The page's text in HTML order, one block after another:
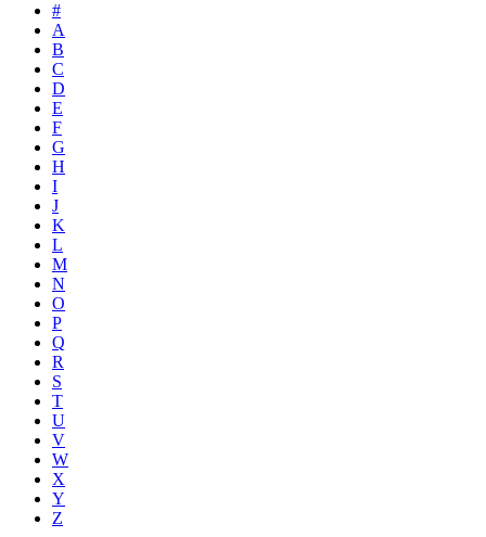
#
A
B
C
D
E
F
G
H
I
J
K
L
M
N
O
P
Q
R
S
T
U
V
W
X
Y
Z